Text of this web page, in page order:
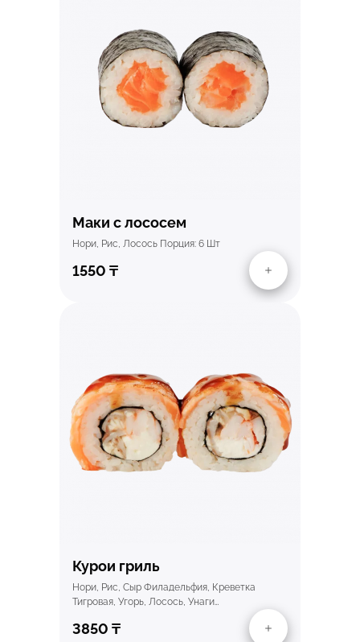
Быстрый просмотр
Маки с лососем
Нори, Рис, Лосось Порция: 6 Шт
1550 ₸
Быстрый просмотр
Курои гриль
Нори, Рис, Сыр Филадельфия, Креветка
Тигровая, Угорь, Лосось, Унаги…
3850 ₸